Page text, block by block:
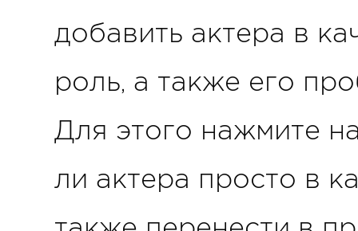
добавить актера в
роль, а также его
Для этого нажмите
ли актера просто в